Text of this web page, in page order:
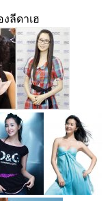
งลีดาเฮ